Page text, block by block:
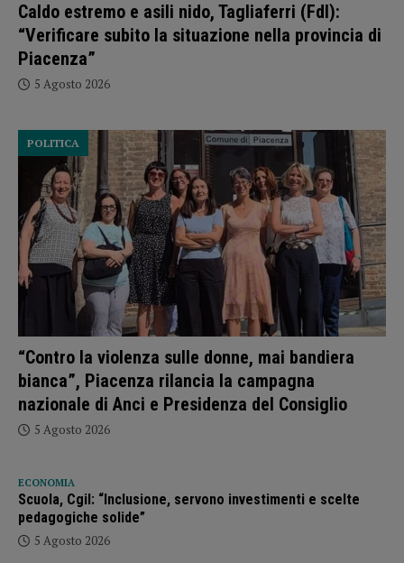
Caldo estremo e asili nido, Tagliaferri (FdI):
“Verificare subito la situazione nella provincia di
Piacenza”
5 Agosto 2026
“Contro la violenza sulle donne, mai bandiera
bianca”, Piacenza rilancia la campagna
nazionale di Anci e Presidenza del Consiglio
POLITICA
5 Agosto 2026
ECONOMIA
Scuola, Cgil: “Inclusione, servono investimenti e scelte
pedagogiche solide”
5 Agosto 2026